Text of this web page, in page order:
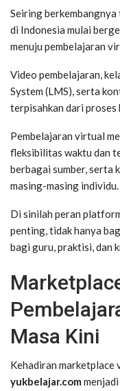
Seiring
di Indonesia mulai
menuju pembelajaran
Video pembelajaran,
System (LMS), serta
terpisahkan dari proses
Pembelajaran virtual
fleksibilitas waktu dan
berbagai sumber, serta
masing-masing individu.
Di sinilah peran
penting, tidak hanya
bagi guru, praktisi, dan
Masa Kini
Kehadiran marketplace
yukbelajar.com